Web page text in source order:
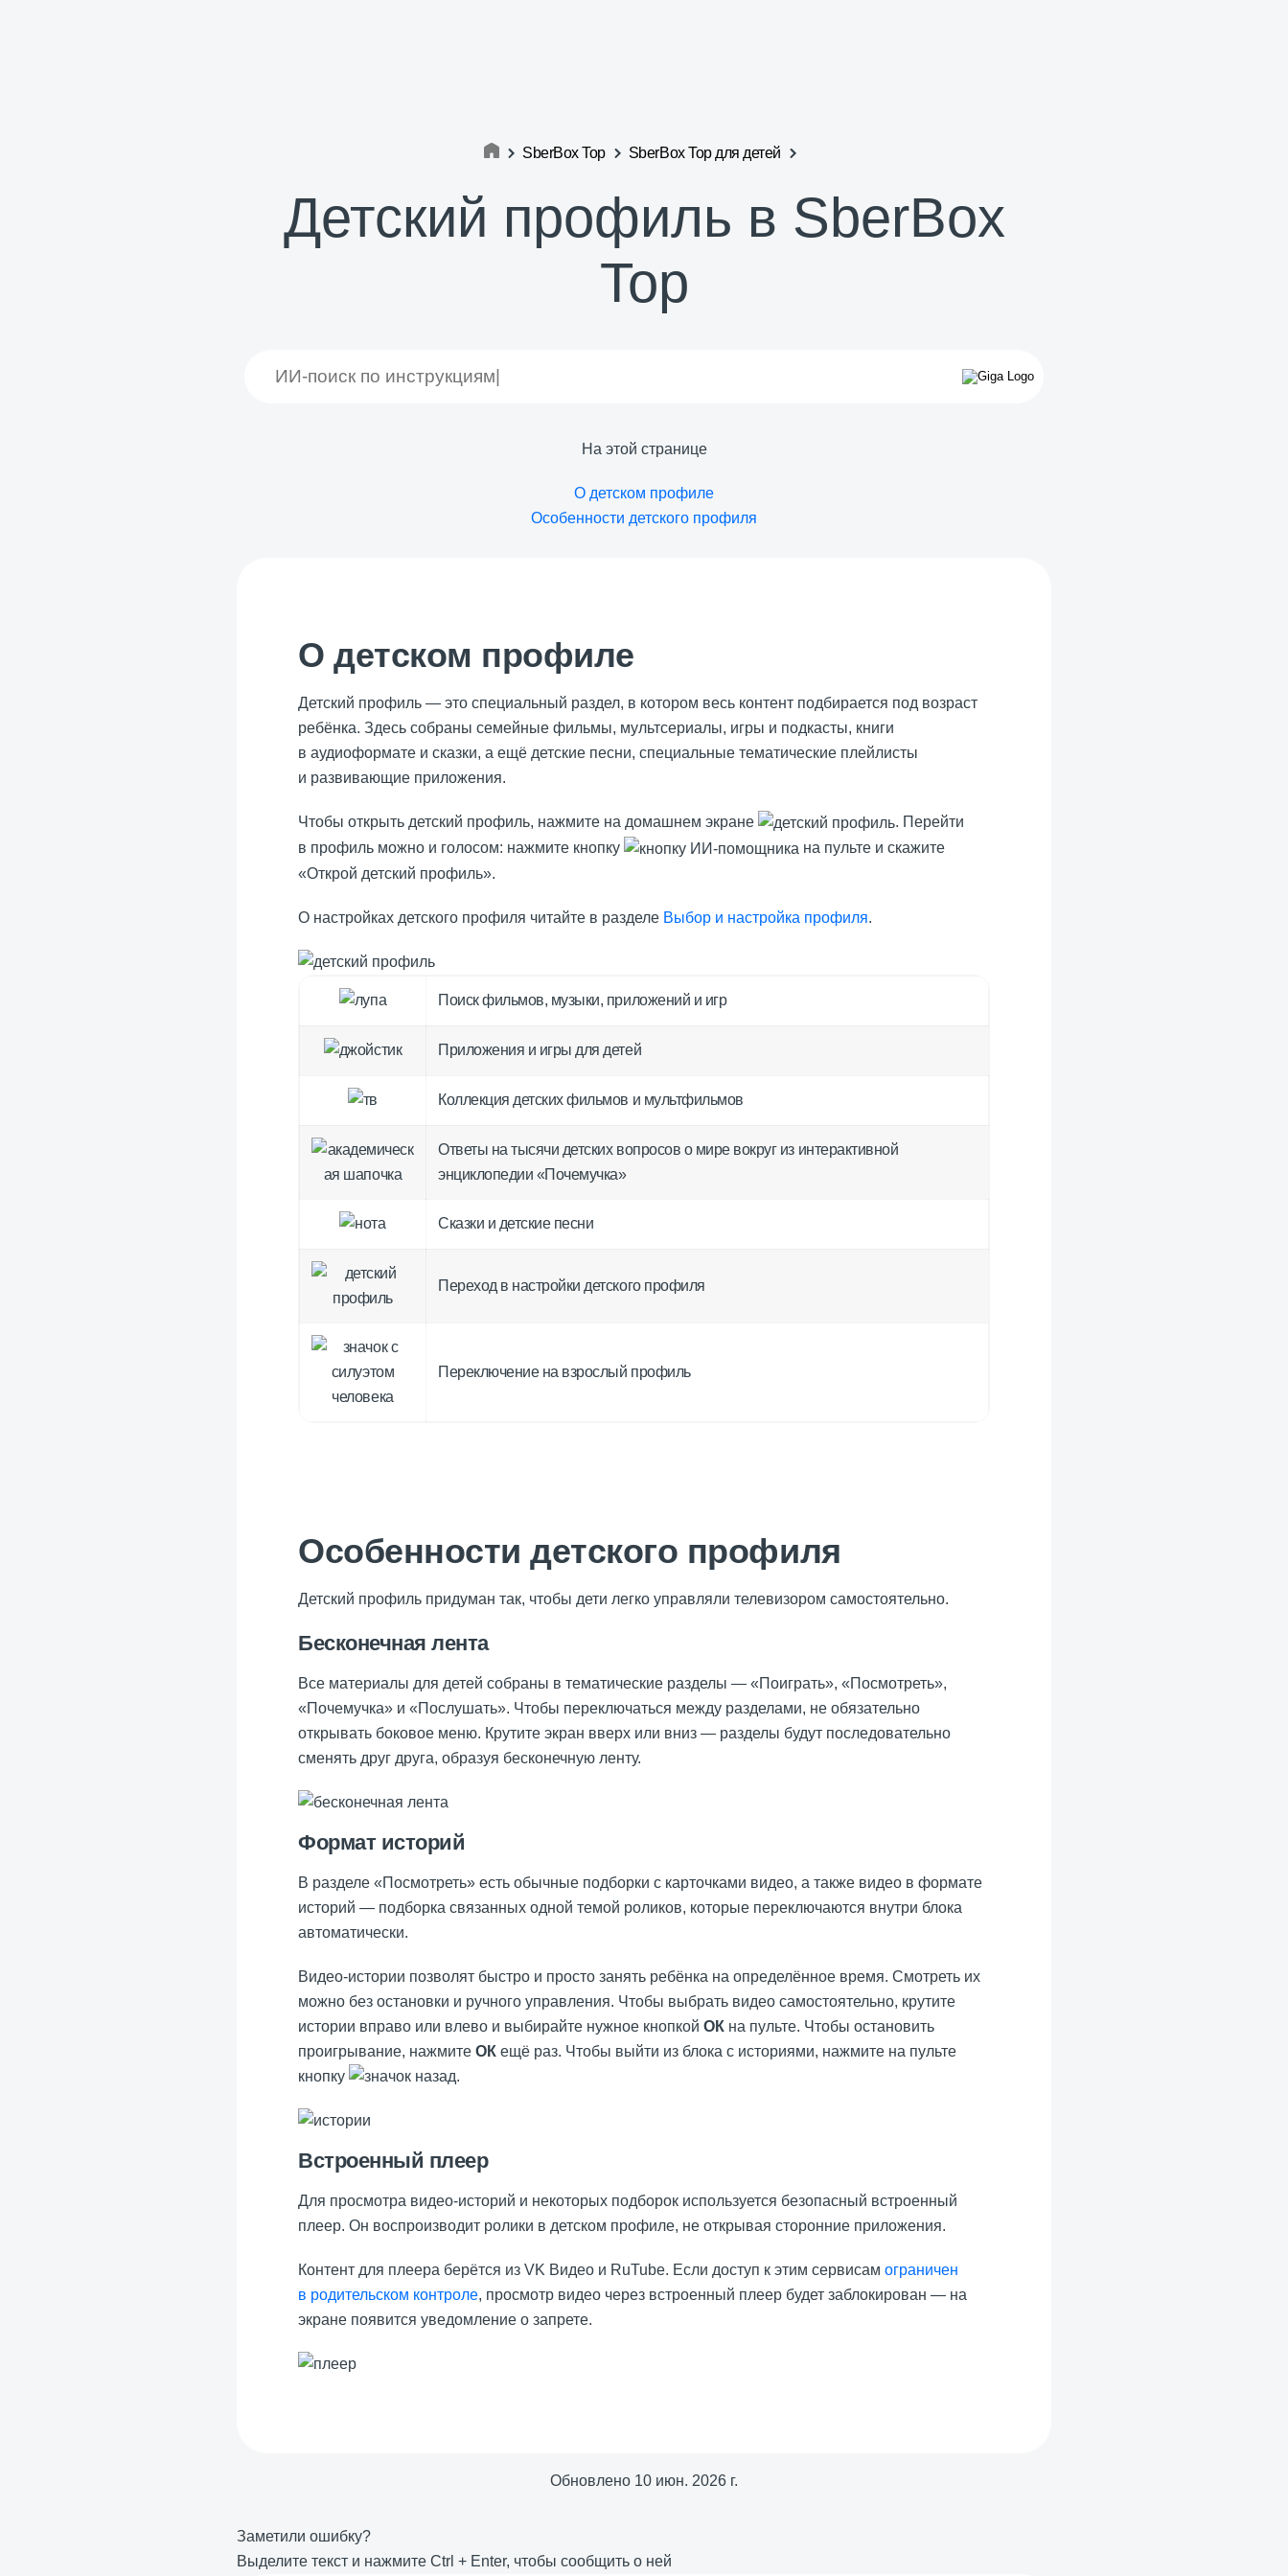
SberBox Top SberBox Top для детей
Детский профиль в SberBox
Top
На этой странице
О детском профиле
Особенности детского профиля
О детском профиле
Детский профиль — это специальный раздел, в котором весь контент подбирается под возраст
ребёнка. Здесь собраны семейные фильмы, мультсериалы, игры и подкасты, книги
в аудиоформате и сказки, а ещё детские песни, специальные тематические плейлисты
и развивающие приложения.
Чтобы открыть детский профиль, нажмите на домашнем экране
. Перейти
в профиль можно и голосом: нажмите кнопку
на пульте и скажите
«Открой детский профиль».
О настройках детского профиля читайте в разделе Выбор и настройка профиля.
Поиск фильмов, музыки, приложений и игр
Приложения и игры для детей
Коллекция детских фильмов и мультфильмов
Ответы на тысячи детских вопросов о мире вокруг из интерактивной
энциклопедии «Почемучка»
Сказки и детские песни
Переход в настройки детского профиля
Переключение на взрослый профиль
Особенности детского профиля
Детский профиль придуман так, чтобы дети легко управляли телевизором самостоятельно.
Бесконечная лента
Все материалы для детей собраны в тематические разделы — «Поиграть», «Посмотреть»,
«Почемучка» и «Послушать». Чтобы переключаться между разделами, не обязательно
открывать боковое меню. Крутите экран вверх или вниз — разделы будут последовательно
сменять друг друга, образуя бесконечную ленту.
Формат историй
В разделе «Посмотреть» есть обычные подборки с карточками видео, а также видео в формате
историй — подборка связанных одной темой роликов, которые переключаются внутри блока
автоматически.
Видео-истории позволят быстро и просто занять ребёнка на определённое время. Смотреть их
можно без остановки и ручного управления. Чтобы выбрать видео самостоятельно, крутите
истории вправо или влево и выбирайте нужное кнопкой ОК на пульте. Чтобы остановить
проигрывание, нажмите ОК ещё раз. Чтобы выйти из блока с историями, нажмите на пульте
кнопку
.
Встроенный плеер
Для просмотра видео-историй и некоторых подборок используется безопасный встроенный
плеер. Он воспроизводит ролики в детском профиле, не открывая сторонние приложения.
Контент для плеера берётся из VK Видео и RuTube. Если доступ к этим сервисам ограничен
в родительском контроле, просмотр видео через встроенный плеер будет заблокирован — на
экране появится уведомление о запрете.
Обновлено 10 июн. 2026 г.
Заметили ошибку?
Выделите текст и нажмите Ctrl + Enter, чтобы сообщить о ней